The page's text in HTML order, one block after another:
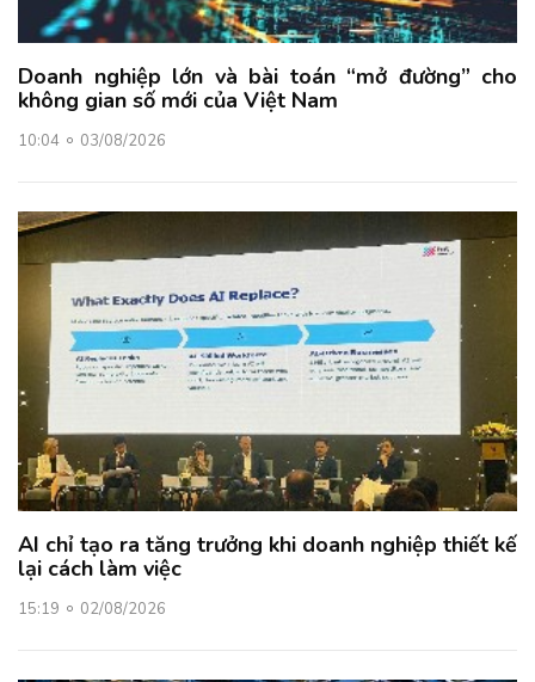
Doanh nghiệp lớn và bài toán “mở đường” cho
không gian số mới của Việt Nam
10:04 03/08/2026
AI chỉ tạo ra tăng trưởng khi doanh nghiệp thiết kế
lại cách làm việc
15:19 02/08/2026